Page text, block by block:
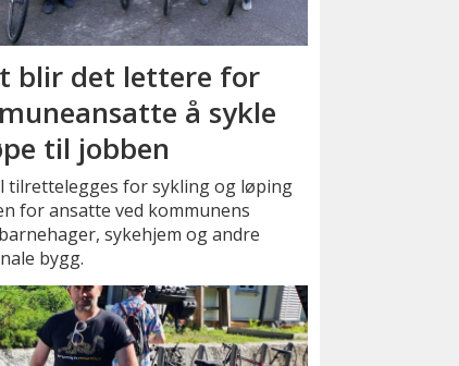
blir det lettere for
å sykle
til jobben
tilrettelegges for sykling og løping
for ansatte ved kommunens
sykehjem og andre
bygg.